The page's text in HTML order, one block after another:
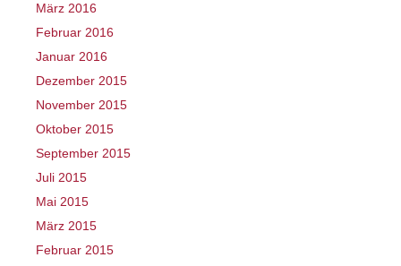
März 2016
Februar 2016
Januar 2016
Dezember 2015
November 2015
Oktober 2015
September 2015
Juli 2015
Mai 2015
März 2015
Februar 2015